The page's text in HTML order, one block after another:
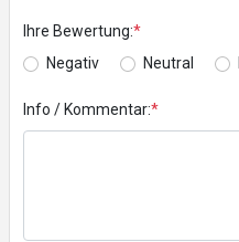
Ihre Bewertung:*
Negativ
Neutral
Info / Kommentar:*